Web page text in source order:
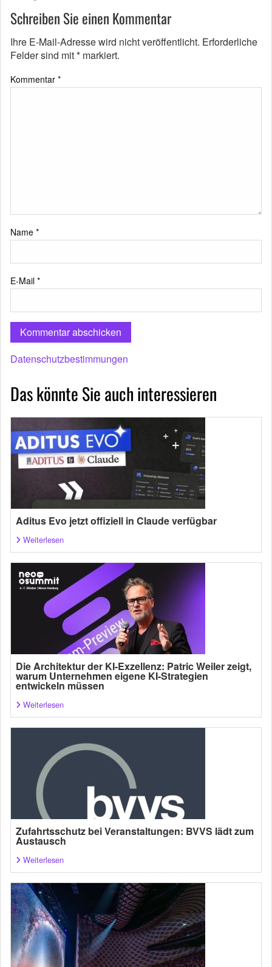
Schreiben Sie einen Kommentar
Ihre E-Mail-Adresse wird nicht veröffentlicht. Erforderliche
Felder sind mit* markiert.
Kommentar *
Name *
E-Mail *
Datenschutzbestimmungen
Das könnte Sie auch interessieren
Aditus Evo jetzt offiziell in Claude verfügbar
Weiterlesen
Die Architektur der KI-Exzellenz: Patric Weiler zeigt,
warum Unternehmen eigene KI-Strategien
entwickeln müssen
Weiterlesen
Zufahrtsschutz bei Veranstaltungen: BVVS lädt zum
Austausch
Weiterlesen